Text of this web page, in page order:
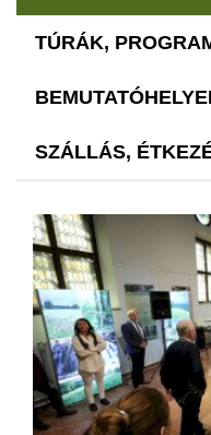
TÚRÁK,
SZÁLLÁS,